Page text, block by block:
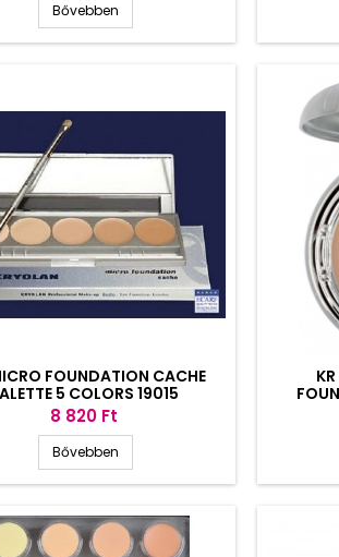
Bővebben
FOUNDATION CACHE
5 COLORS 19015
Ár
8 820 Ft
Bővebben